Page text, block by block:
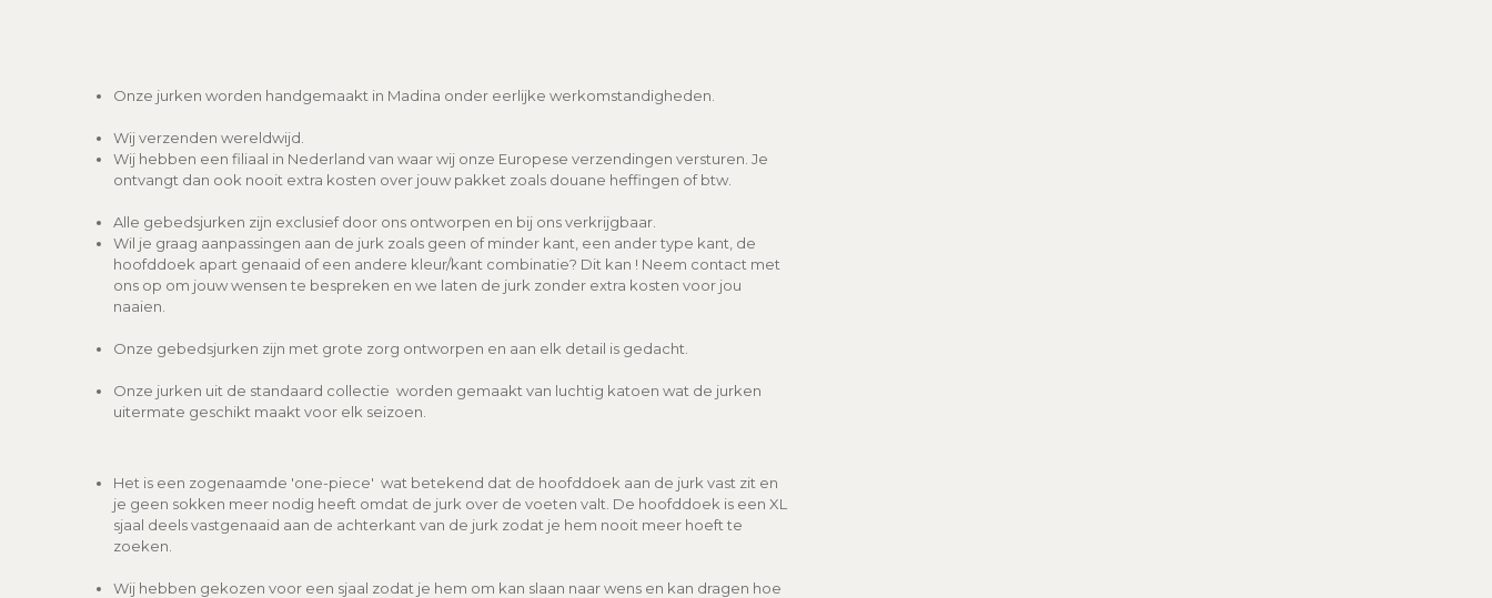
Onze jurken worden handgemaakt in Madina onder eerlijke werkomstandigheden.
Wij verzenden wereldwijd.
Wij hebben een filiaal in Nederland van waar wij onze Europese verzendingen versturen. Je
ontvangt dan ook nooit extra kosten over jouw pakket zoals douane heffingen of btw.
Alle gebedsjurken zijn exclusief door ons ontworpen en bij ons verkrijgbaar.
Wil je graag aanpassingen aan de jurk zoals geen of minder kant, een ander type kant, de
hoofddoek apart genaaid of een andere kleur/kant combinatie? Dit kan ! Neem contact met
ons op om jouw wensen te bespreken en we laten de jurk zonder extra kosten voor jou
naaien.
Onze gebedsjurken zijn met grote zorg ontworpen en aan elk detail is gedacht.
Onze jurken uit de standaard collectie worden gemaakt van luchtig katoen wat de jurken
uitermate geschikt maakt voor elk seizoen.
Het is een zogenaamde 'one-piece' wat betekend dat de hoofddoek aan de jurk vast zit en
je geen sokken meer nodig heeft omdat de jurk over de voeten valt. De hoofddoek is een XL
sjaal deels vastgenaaid aan de achterkant van de jurk zodat je hem nooit meer hoeft te
zoeken.
Wij hebben gekozen voor een sjaal zodat je hem om kan slaan naar wens en kan dragen hoe